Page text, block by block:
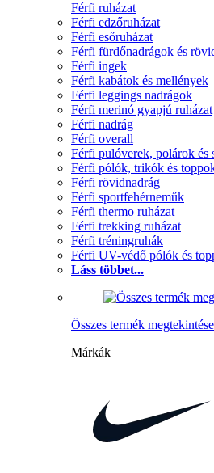
Férfi ruházat
Férfi edzőruházat
Férfi esőruházat
Férfi fürdőnadrágok és
Férfi ingek
Férfi kabátok és mellények
Férfi leggings nadrágok
Férfi merinó gyapjú ruházat
Férfi nadrág
Férfi overall
Férfi pulóverek, polárok és
Férfi pólók, trikók és
Férfi rövidnadrág
Férfi sportfehérneműk
Férfi thermo ruházat
Férfi trekking ruházat
Férfi tréningruhák
Férfi UV-védő pólók és
Láss többet...
Összes termék megtekintése
Márkák